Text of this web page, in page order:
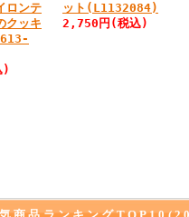
ロンテ
クッキ
)
ット(L1132084)
2,750円 (税込)